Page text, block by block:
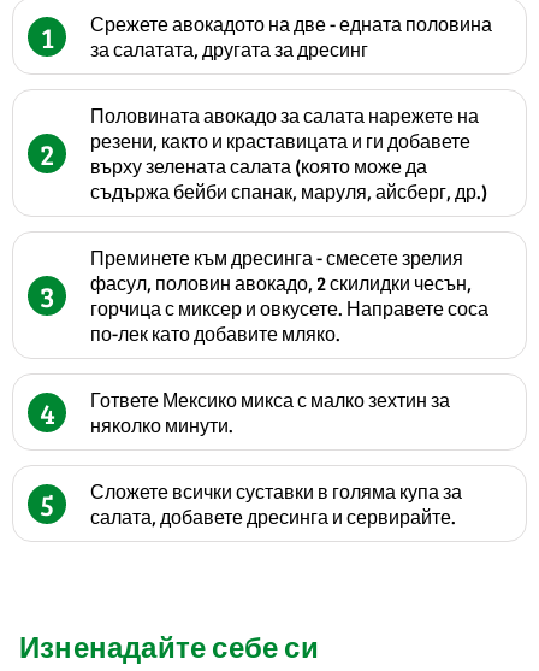
1
Срежете авокадото на две - едната половина
за салатата, другата за дресинг
2
Половината авокадо за салата нарежете на
резени, както и краставицата и ги добавете
върху зелената салата (която може да
съдържа бейби спанак, маруля, айсберг, др.)
3
Преминете към дресинга - смесете зрелия
фасул, половин авокадо, 2 скилидки чесън,
горчица с миксер и овкусете. Направете соса
по-лек като добавите мляко.
4
Гответе Мексико микса с малко зехтин за
няколко минути.
5
Сложете всички суставки в голяма купа за
салата, добавете дресинга и сервирайте.
Изненадайте себе си